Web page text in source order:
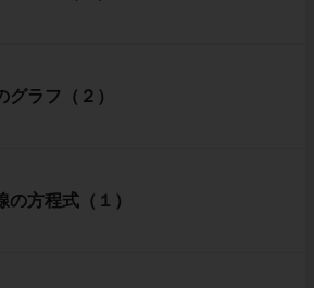
グラフ（２）
の方程式（１）